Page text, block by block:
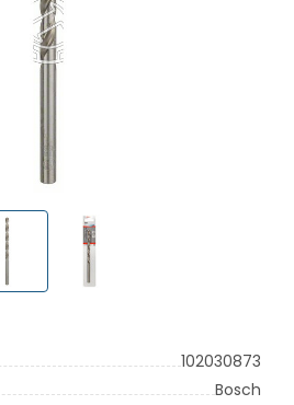
102030873
Bosch